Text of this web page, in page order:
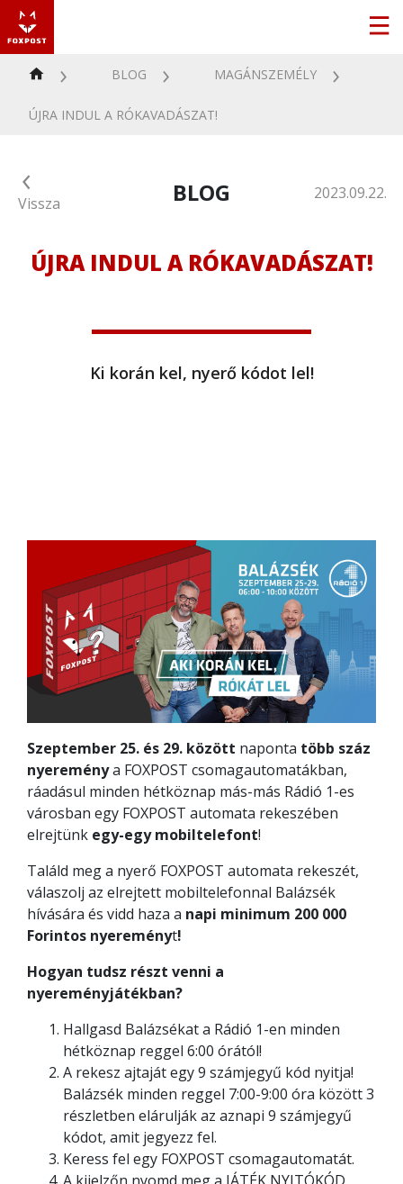
BLOG MAGÁNSZEMÉLY
ÚJRA INDUL A RÓKAVADÁSZAT!
Vissza BLOG 2023.09.22.
ÚJRA INDUL A RÓKAVADÁSZAT!
Ki korán kel, nyerő kódot lel!
Szeptember 25. és 29. között naponta több száz
nyereménya FOXPOST csomagautomatákban,
ráadásul minden hétköznap más-más Rádió 1-es
városban egy FOXPOST automata rekeszében
elrejtünk egy-egy mobiltelefont!
Találd meg a nyerő FOXPOST automata rekeszét,
válaszolj az elrejtett mobiltelefonnal Balázsék
hívására és vidd haza a napi minimum 200 000
Forintos nyereményt!
Hogyan tudsz részt venni a
nyereményjátékban?
Hallgasd Balázsékat a Rádió 1-en minden
hétköznap reggel 6:00 órától!
A rekesz ajtaját egy 9 számjegyű kód nyitja!
Balázsék minden reggel 7:00-9:00 óra között 3
részletben elárulják az aznapi 9 számjegyű
kódot, amit jegyezz fel.
Keress fel egy FOXPOST csomagautomatát.